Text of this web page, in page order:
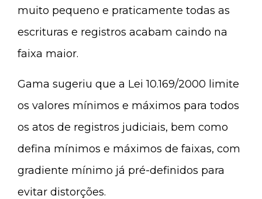
muito pequeno e praticamente todas as
escrituras e registros acabam caindo na
faixa maior.
Gama sugeriu que a Lei 10.169/2000 limite
os valores mínimos e máximos para todos
os atos de registros judiciais, bem como
defina mínimos e máximos de faixas, com
gradiente mínimo já pré-definidos para
evitar distorções.